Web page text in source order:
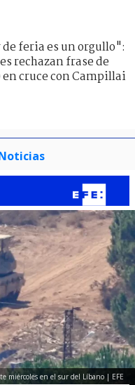
feria es un orgullo":
rechazan frase de
en cruce con Campillai
miércoles en el sur del Líbano | EFE